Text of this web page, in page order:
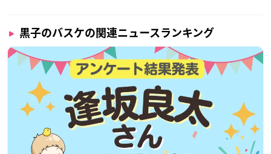
黒子のバスケの関連ニュースランキング